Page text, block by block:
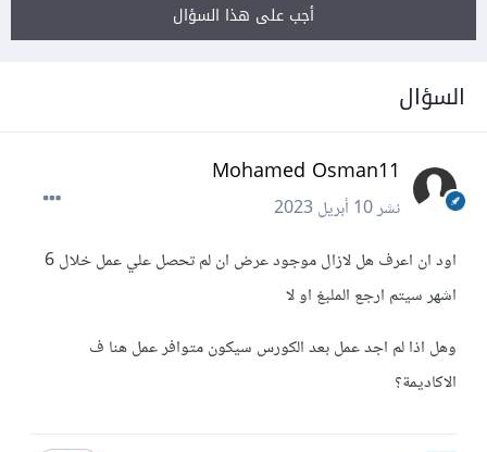
أجب على هذا السؤال
السؤال
Mohamed Osman11
نشر10 أبريل 2023
اود ان اعرف هل لازال موجود عرض ان لم تحصل علي عمل خلال 6
اشهر سيتم ارجع الملبغ او لا
وهل اذا لم اجد عمل بعد الكورس سيكون متوافر عمل هنا ف
الاكاديمة؟